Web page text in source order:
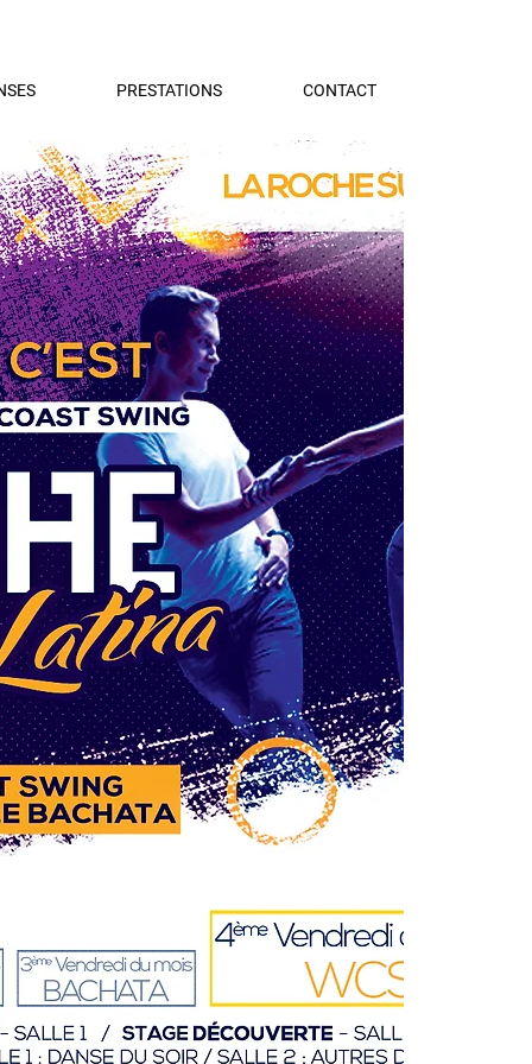
PRESTATIONS CONTACT